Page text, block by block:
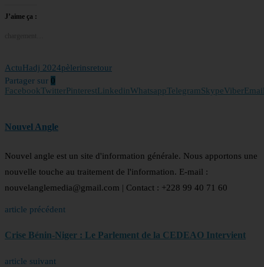
J’aime ça :
ActuHadj 2024pèlerinsretour
Partager sur 0
FacebookTwitterPinterestLinkedinWhatsappTelegramSkypeViber
Nouvel Angle
Nouvel angle est un site d'information générale. Nous apportons une
nouvelle touche au traitement de l'information. E-mail :
nouvelanglemedia@gmail.com | Contact : +228 99 40 71 60
article précédent
Crise Bénin-Niger : Le Parlement de la CEDEAO Intervient
article suivant